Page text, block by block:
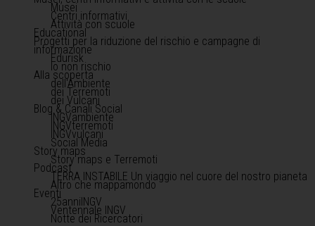
Musei
Centri informativi
Attività con scuole
Educational
Progetti per la riduzione del rischio e campagne di
informazione
Edurisk
Io non rischio
Alla scoperta
dell'Ambiente
dei Terremoti
dei Vulcani
Blog & Canali Social
INGVambiente
INGVterremoti
INGVvulcani
Social Media
Story maps
Story maps e Terremoti
Podcast
TERRA INSTABILE Un viaggio nel cuore del nostro pianeta
Altro che mappamondo
Eventi
25anniINGV
Ventennale INGV
Notte dei Ricercatori